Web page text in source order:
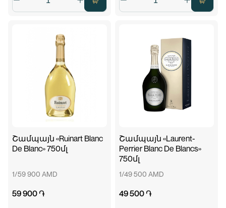
Շամպայն «Ruinart Blanc
De Blanc» 750մլ
1/59 900 AMD
59 900 ֏
Շամպայն «Laurent-
Perrier Blanc De Blancs»
750մլ
1/49 500 AMD
49 500 ֏